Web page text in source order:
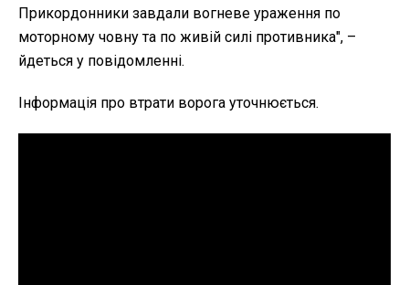
Прикордонники завдали вогневе ураження по
моторному човну та по живій силі противника", –
йдеться у повідомленні.
Інформація про втрати ворога уточнюється.